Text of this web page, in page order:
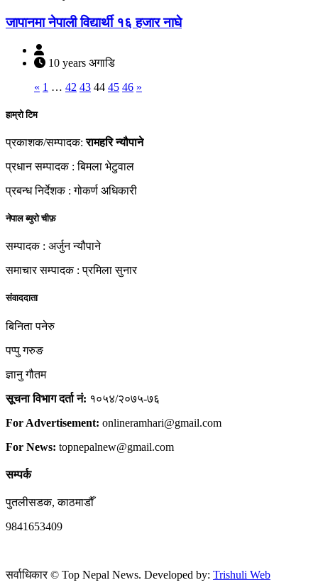
जापानमा नेपाली विद्यार्थी १६ हजार नाघे
10 years अगाडि
« 1 … 42 43 44 45 46 »
हाम्रो टिम
प्रकाशक/सम्पादक:रामहरि न्यौपाने
प्रधान सम्पादक : बिमला भेटुवाल
प्रबन्ध निर्देशक : गोकर्ण अधिकारी
नेपाल ब्युरो चीफ़
सम्पादक : अर्जुन न्यौपाने
समाचार सम्पादक : प्रमिला सुनार
संवाददाता
बिनिता पनेरु
पप्पु गरुङ
ज्ञानु गौतम
सूचना विभाग दर्ता नं: १०५४/२०७५-७६
For Advertisement: onlineramhari@gmail.com
For News: topnepalnew@gmail.com
सम्पर्क
पुतलीसडक, काठमाडौँ
9841653409
सर्वाधिकार © Top Nepal News. Developed by: Trishuli Web